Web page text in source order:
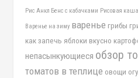
Рис Анкл Бенс с кабачками Рисовая
Варенье на зиму варенье грибы
как запечь яблоки вкусно
непасынкующиеся обзор
томатов в теплице овощи